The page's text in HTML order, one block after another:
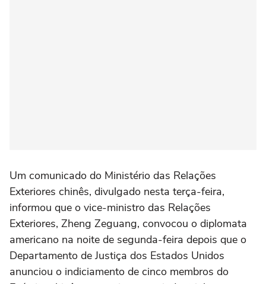
Um comunicado do Ministério das Relações
Exteriores chinês, divulgado nesta terça-feira,
informou que o vice-ministro das Relações
Exteriores, Zheng Zeguang, convocou o diplomata
americano na noite de segunda-feira depois que o
Departamento de Justiça dos Estados Unidos
anunciou o indiciamento de cinco membros do